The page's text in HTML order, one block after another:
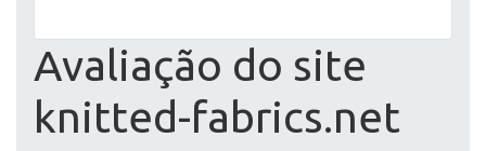
Avaliação do site
knitted-fabrics.net